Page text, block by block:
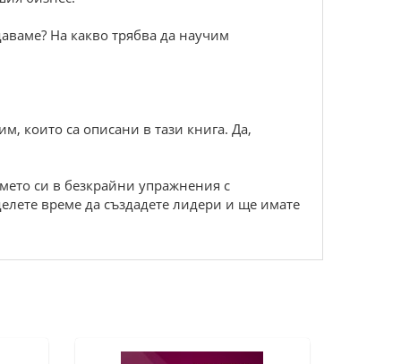
На какво трябва да научим
които са описани в тази книга. Да,
си в безкрайни упражнения с
време да създадете лидери и ще имате